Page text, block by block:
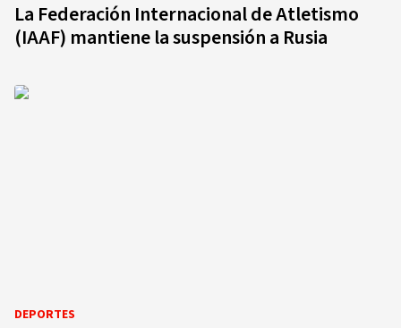
La Federación Internacional de Atletismo
(IAAF) mantiene la suspensión a Rusia
DEPORTES